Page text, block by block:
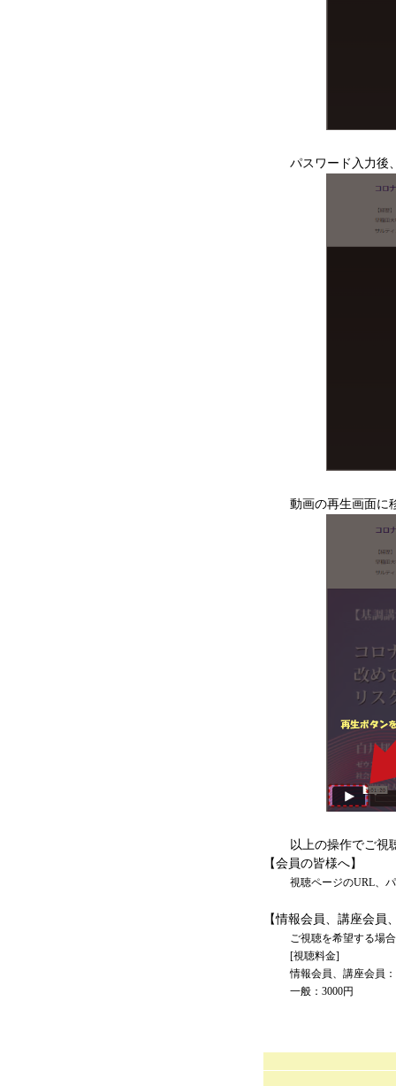
パスワード入力後
動画の再生画面に
以上の操作でご視
【会員の皆様へ】
視聴ページのURL、
【情報会員、講座会員
ご視聴を希望する場
[視聴料金]
情報会員、講座会員
一般：3000円